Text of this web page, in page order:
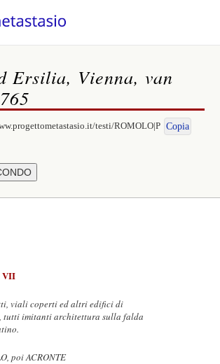
Ersilia, Vienna, van
testi/ROMOLO|P Copia
VII
viali coperti ed altri edifici di
tutti imitanti architettura sulla falda
poi ACRONTE